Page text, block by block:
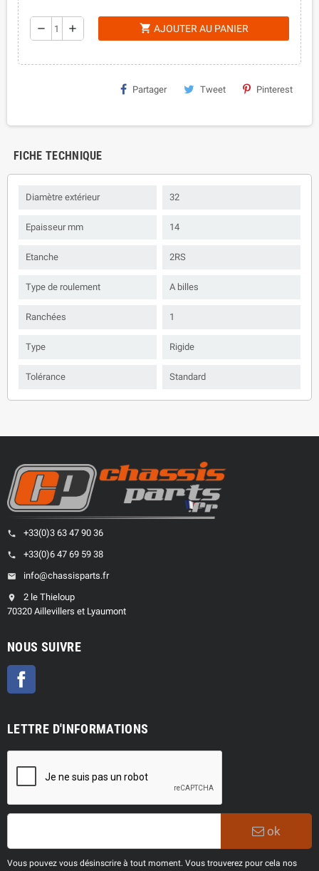
remove add shopping_cart AJOUTER AU PANIER
Partager Tweet Pinterest
FICHE TECHNIQUE
Diamètre extérieur 32
Epaisseur mm 14
Etanche 2RS
Type de roulement A billes
Ranchées 1
Type Rigide
Tolérance Standard
phone +33(0)3 63 47 90 36
phone +33(0)6 47 69 59 38
email info@chassisparts.fr
location_on
2 le Thieloup
70320 Aillevillers et Lyaumont
NOUS SUIVRE
LETTRE D'INFORMATIONS
ok
Vous pouvez vous désinscrire à tout moment. Vous trouverez pour cela nos